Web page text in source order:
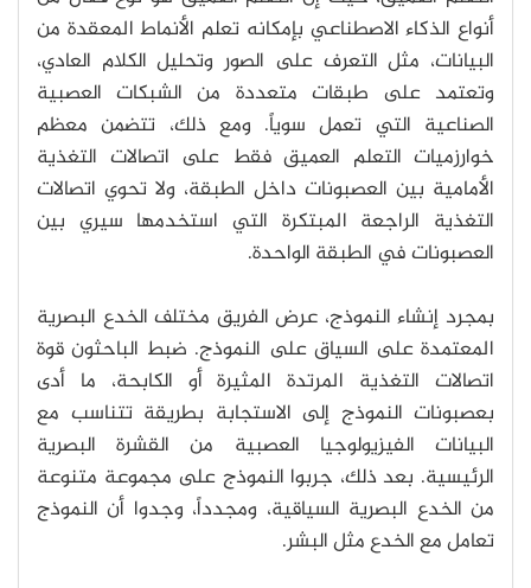
أنواع الذكاء الاصطناعي بإمكانه تعلم الأنماط المعقدة من
البيانات، مثل التعرف على الصور وتحليل الكلام العادي،
وتعتمد على طبقات متعددة من الشبكات العصبية
الصناعية التي تعمل سوياً. ومع ذلك، تتضمن معظم
خوارزميات التعلم العميق فقط على اتصالات التغذية
الأمامية بين العصبونات داخل الطبقة، ولا تحوي اتصالات
التغذية الراجعة المبتكرة التي استخدمها سيري بين
العصبونات في الطبقة الواحدة.
بمجرد إنشاء النموذج، عرض الفريق مختلف الخدع البصرية
المعتمدة على السياق على النموذج. ضبط الباحثون قوة
اتصالات التغذية المرتدة المثيرة أو الكابحة، ما أدى
بعصبونات النموذج إلى الاستجابة بطريقة تتناسب مع
البيانات الفيزيولوجيا العصبية من القشرة البصرية
الرئيسية. بعد ذلك، جربوا النموذج على مجموعة متنوعة
من الخدع البصرية السياقية، ومجدداً، وجدوا أن النموذج
تعامل مع الخدع مثل البشر.